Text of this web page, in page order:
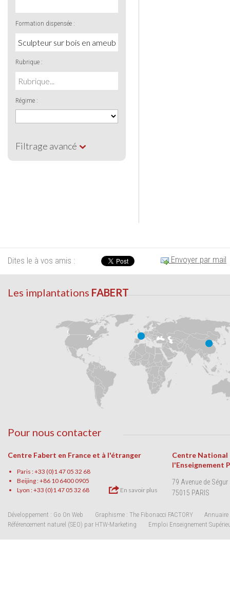
Formation dispensée :
Rubrique :
Régime :
Filtrage avancé
Dites le à vos amis : Envoyer par mail
Les implantations FABERT
Pour nous contacter
Centre Fabert en France et à l'étranger
Paris : +33 (0)1 47 05 32 68
Beijing : +86 10 6400 0905
Lyon : +33 (0)1 47 05 32 68
En savoir plus
Centre National
l'Enseignement
79 Avenue de Ségur
75015 PARIS
Développement : Go On Web Graphisme : The Fibonacci FACTORY
Annuaire
Référencement naturel (SEO) par HTW-Marketing
Emploi Enseignement